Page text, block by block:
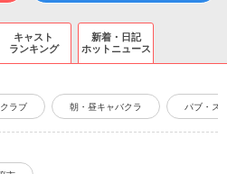
キャスト
ランキング
新着・日記
ホットニュース
クラブ 朝・昼キャバクラ パブ・ス